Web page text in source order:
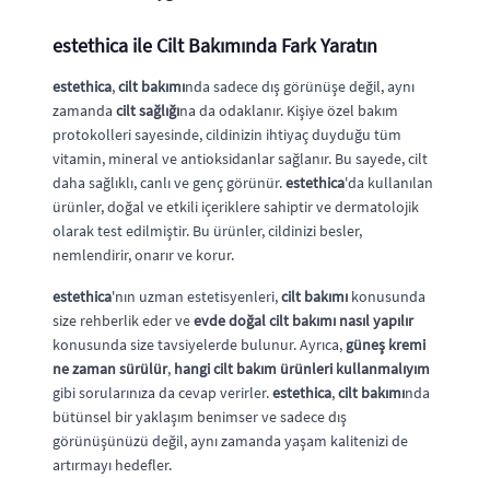
estethica ile Cilt Bakımında Fark Yaratın
estethica,cilt bakımında sadece dış görünüşe değil, aynı
zamanda cilt sağlığına da odaklanır. Kişiye özel bakım
protokolleri sayesinde, cildinizin ihtiyaç duyduğu tüm
vitamin, mineral ve antioksidanlar sağlanır. Bu sayede, cilt
daha sağlıklı, canlı ve genç görünür.estethica'da kullanılan
ürünler, doğal ve etkili içeriklere sahiptir ve dermatolojik
olarak test edilmiştir. Bu ürünler, cildinizi besler,
nemlendirir, onarır ve korur.
estethica'nın uzman estetisyenleri,cilt bakımı konusunda
size rehberlik eder veevde doğal cilt bakımı nasıl yapılır
konusunda size tavsiyelerde bulunur. Ayrıca, güneş kremi
ne zaman sürülür, hangi cilt bakım ürünleri kullanmalıyım
gibi sorularınıza da cevap verirler.estethica,cilt bakımında
bütünsel bir yaklaşım benimser ve sadece dış
görünüşünüzü değil, aynı zamanda yaşam kalitenizi de
artırmayı hedefler.